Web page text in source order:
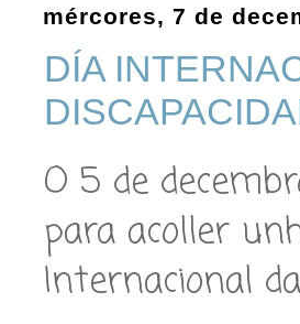
mércores, 7 de
DÍA
O 5 de
para acoller
Internacional